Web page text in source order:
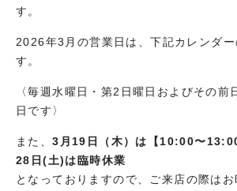
コラム
SDGsの取り組みについて
メールで宅配査定
す。
2026年3月の営業日は、下記カレンダー
す。
〈毎週水曜日・第2日曜日およびその前
日です〉
また、3月19日（木）は【10:00〜
28日(土)は臨時休業
となっておりますので、ご来店の際は
電話で宅配査定の申し込み
0120-24-
定休日 水曜日・第２日曜日に付随する土曜日・